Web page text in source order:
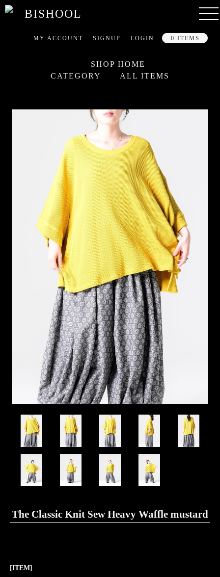
MY ACCOUNT SIGNUP LOGIN 0 ITEMS
SHOP HOME
CATEGORY
ALL ITEMS
The Classic Knit Sew Heavy Waffle mustard
[ITEM]